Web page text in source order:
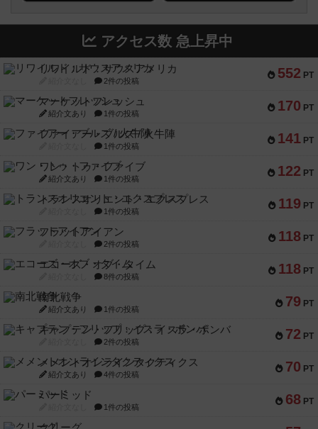
アクセス数 急上昇中
552 PT
リワイルド：サウスアメリカ
2件の投稿
170 PT
マーケットフレッシュ
紹介文あり 1件の投稿
141 PT
ファイアー・ブルズ / 火牛陣
1件の投稿
122 PT
ワン・トゥ・ファイブ
紹介文あり 1件の投稿
119 PT
トランスオリエント・エクスプレス
1件の投稿
118 PT
フラットアイアン
2件の投稿
118 PT
エコーズ・オブ・タイム
8件の投稿
79 PT
南北戦争
紹介文あり 1件の投稿
72 PT
キャプテン・フリップ：イスラ・ボンバ
2件の投稿
70 PT
メメントオンラインタクティクス
紹介文あり 4件の投稿
68 PT
パーミッド
1件の投稿